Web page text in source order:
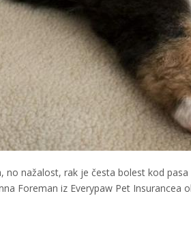
no nažalost, rak je česta bolest kod
Foreman iz Everypaw Pet Insurancea